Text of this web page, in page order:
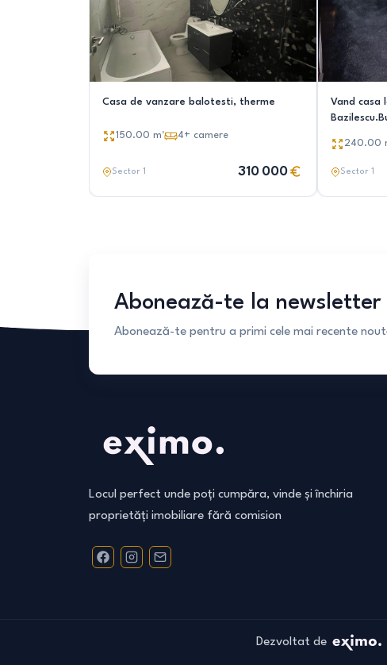
Casa de vanzare balotesti, therme
150.00 m² 4+ camere
Sector 1 310 000
Vand casa
240.00
Sector 1
Abonează-te la newsletter
Abonează-te pentru a primi cele mai recente
Locul perfect unde poți cumpăra, vinde și închiria
proprietăți imobiliare fără comision
Dezvoltat de